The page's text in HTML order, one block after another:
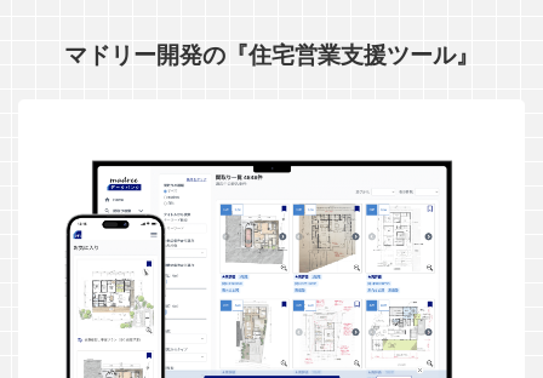
マドリー開発の『住宅営業支援ツール』